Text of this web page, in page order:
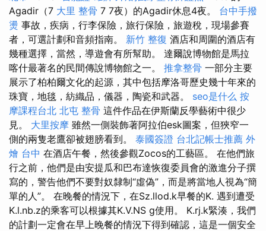
Agadir（7 大里 整骨 7 7夜）的Agadir休息4夜。 台中手撥
燙 事故，疾病，行李保險，旅行保險，旅遊稅，現場參賽
者，可選計劃和音頻指南。 新竹 整復 酒店和周圍的酒店有
幾種選擇，當然，導遊會有所幫助。 達爾說博物館是馬拉
喀什最著名的民間傳說博物館之一。 推拿整骨 一部分主要
展示了柏柏爾文化的起源，其中包括摩洛哥歷史幾十年來的
珠寶，地毯，紡織品，儀器，陶瓷和武器。 seo是什么 按
摩課程台北 北屯 整骨 這件作品在伊斯蘭反學藝術中很少
見。 大里按摩 雖然一側裝飾著阿拉伯esk圖案，但狹窄一
側的兩隻老鷹卻被翅膀看到。 泰國簽證 台北記帳士推薦 外
燴 台中 在酒店午餐，然後參觀Zocos的工藝區。 在他們旅
行之前，他們是由安提瓜和巴布達恢復委員會的激進分子撰
寫的，警告他們不要對奴隸制“虛偽”，而是將當地人視為“簡
單的人”。 在晚餐的情況下，在Sz.llod.k早餐的K. 遇到遭受
K.l.nb.z的乘客可以根據其K.V.NS g使用。 K.rj.k緊湊，我們
的計劃一定會在早上晚餐的情況下得到確認，這是一個安全